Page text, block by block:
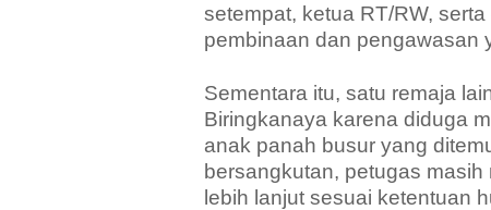
setempat, ketua RT/RW,
pembinaan dan pengawasan
Sementara itu, satu remaja
Biringkanaya karena diduga
anak panah busur yang
bersangkutan, petugas
lebih lanjut sesuai ketentuan